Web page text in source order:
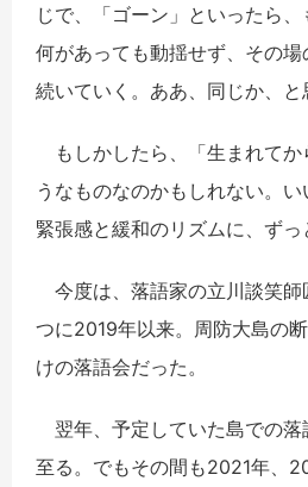
じで、「ゴーン」といったら、
何があっても動揺せず、その
続いていく。ああ、同じか、と
もしかしたら、「生まれてか
うなものなのかもしれない。
緊張感と緩和のリズムに、ずっ
今度は、落語家の立川談笑師
つに2019年以来。周防大島の
けの落語会だった。
翌年、予定していた島での落
至る。でもその間も2021年、